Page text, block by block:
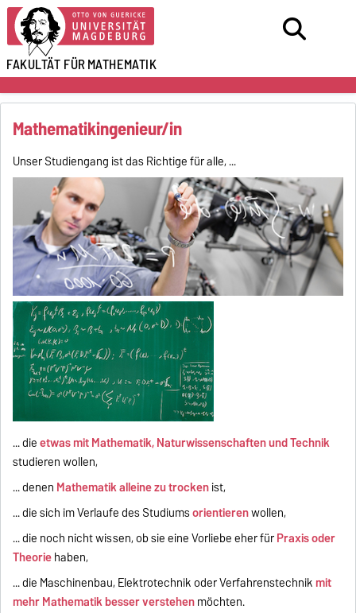
FAKULTÄT FÜRMATHEMATIK
Mathematikingenieur/in
Unser Studiengang ist das Richtige für alle, ...
... dieetwas mit Mathematik, Naturwissenschaften und Technik
studieren wollen,
... denen Mathematik alleine zu trockenist,
... die sich im Verlaufe des Studiumsorientierenwollen,
... die noch nicht wissen, ob sie eine Vorliebe eher fürPraxis oder
Theoriehaben,
... die Maschinenbau, Elektrotechnik oder Verfahrenstechnikmit
mehr Mathematik besser verstehenmöchten.